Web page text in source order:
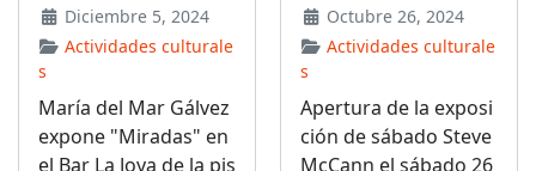
Diciembre 5, 2024
Actividades culturale
s
María del Mar Gálvez
expone "Miradas" en
el Bar La Joya de la pis
Octubre 26, 2024
Actividades culturale
s
Apertura de la exposi
ción de sábado Steve
McCann el sábado 26